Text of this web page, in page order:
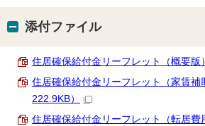
添付ファイル
住居確保給付金リーフレット（概要版
住居確保給付金リーフレット（家賃補
222.9KB）
住居確保給付金リーフレット（転居費